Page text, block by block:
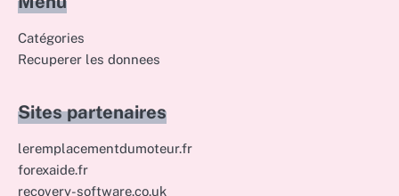
Catégories
Recuperer les donnees
Sites partenaires
leremplacementdumoteur.fr
forexaide.fr
recovery-software.co.uk